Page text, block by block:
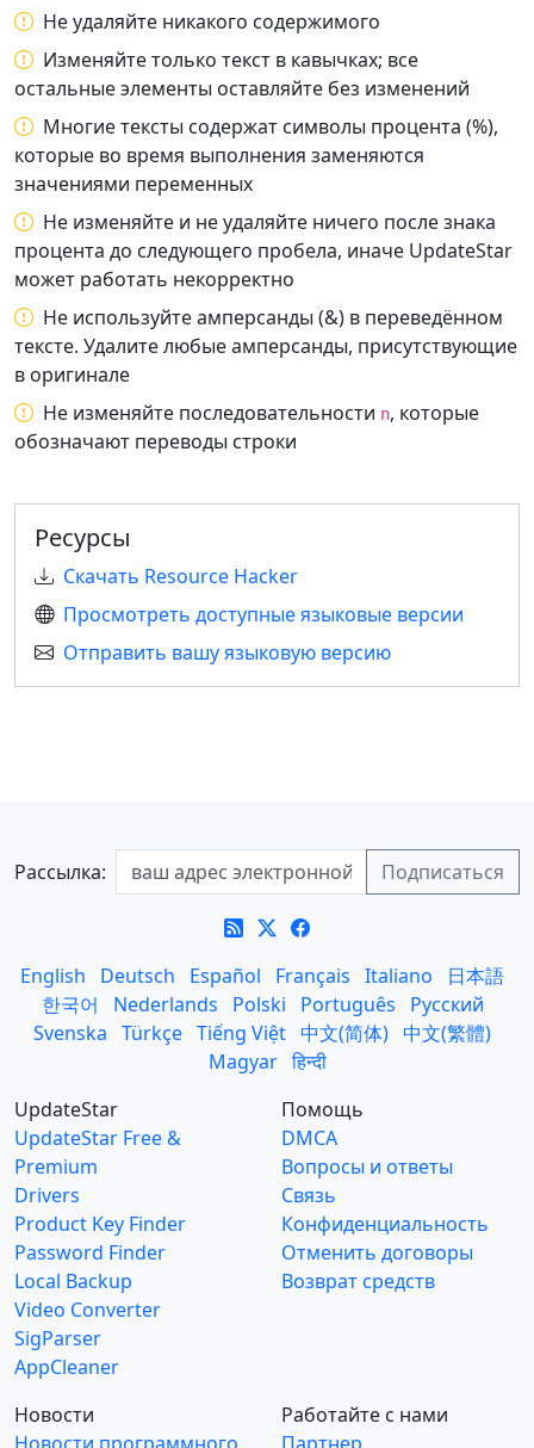
Не удаляйте никакого содержимого
Изменяйте только текст в кавычках; все
остальные элементы оставляйте без изменений
Многие тексты содержат символы процента (%),
которые во время выполнения заменяются
значениями переменных
Не изменяйте и не удаляйте ничего после знака
процента до следующего пробела, иначе UpdateStar
может работать некорректно
Не используйте амперсанды (&) в переведённом
тексте. Удалите любые амперсанды, присутствующие
в оригинале
Не изменяйте последовательности n, которые
обозначают переводы строки
Ресурсы
Скачать Resource Hacker
Просмотреть доступные языковые версии
Отправить вашу языковую версию
Рассылка:
English Deutsch Español Français Italiano
日本語
한국어
Nederlands Polski Português
Русский
Svenska Türkçe Tiếng Việt 中文(简体) 中文(繁體)
Magyar हिन्दी
UpdateStar
UpdateStar Free &
Premium
Drivers
Product Key Finder
Password Finder
Local Backup
Video Converter
SigParser
AppCleaner
Помощь
DMCA
Вопросы и ответы
Связь
Конфиденциальность
Отменить договоры
Возврат средств
Новости
Работайте с нами